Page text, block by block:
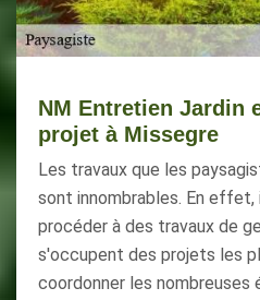
NM Entretien Jardin
projet à Missegre
Les travaux que les
sont innombrables. En
procéder à des travaux de
s'occupent des projets les
coordonner les nombreuses